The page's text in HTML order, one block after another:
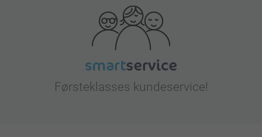
Førsteklasses kundeservice!